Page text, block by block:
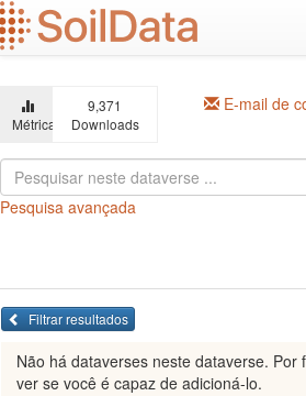
Ir
para
o
principal
Métricas
9,371
Downloads
E-mail de
Pesquisa avançada
Filtrar resultados
Não há dataverses neste dataverse. Por
ver se você é capaz de adicioná-lo.